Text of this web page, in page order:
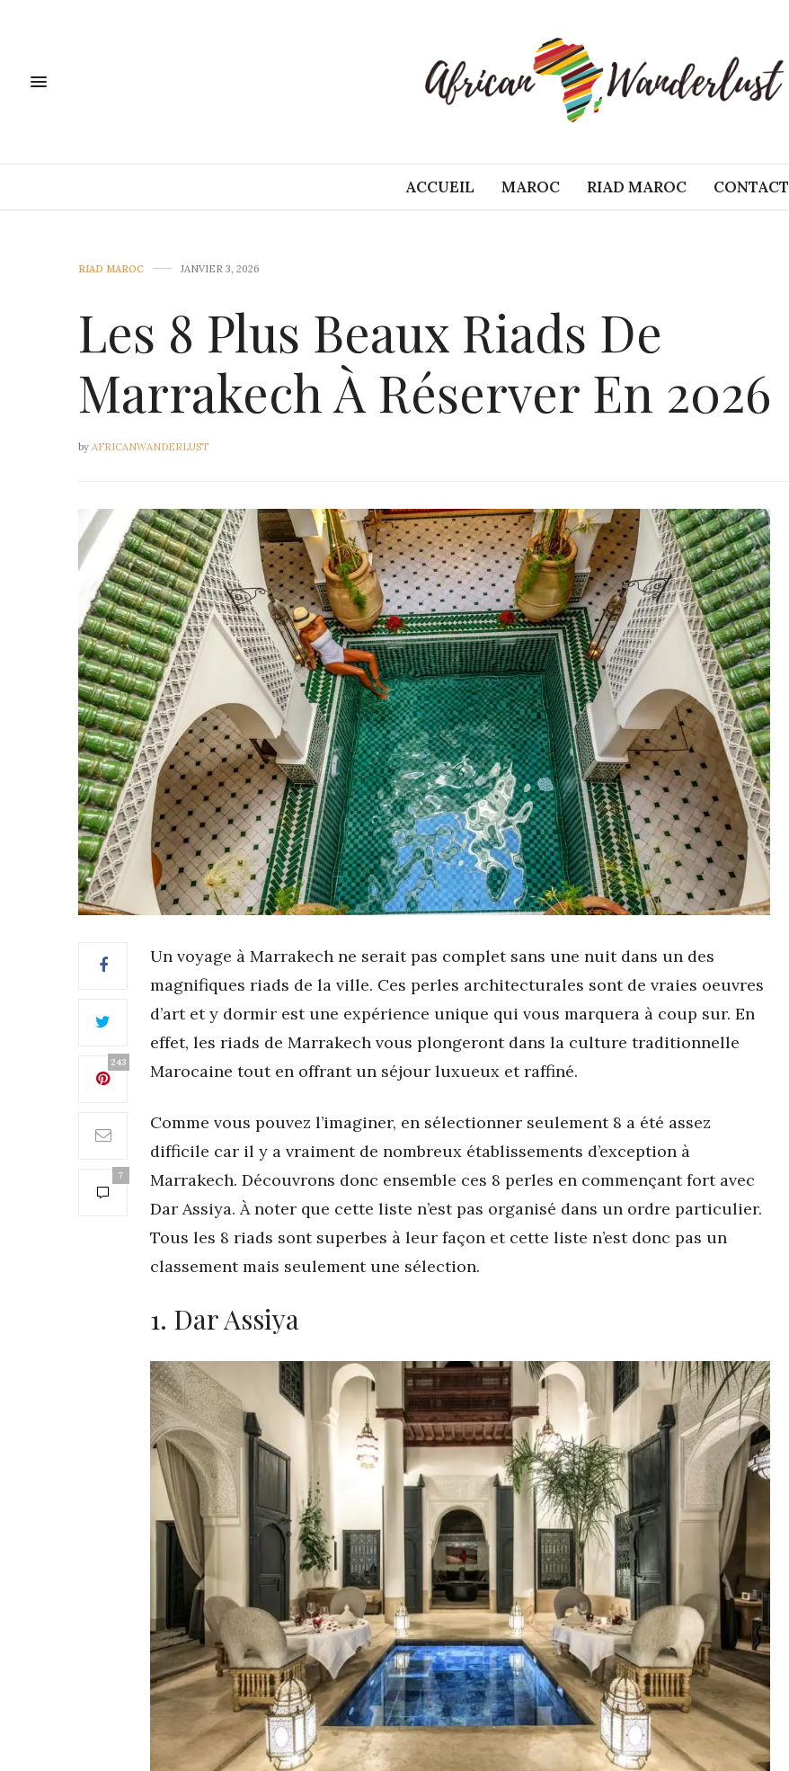
ACCUEIL MAROC RIAD MAROC CONTACT
RIAD MAROC JANVIER 3, 2026
Les 8 Plus Beaux Riads De
Marrakech À Réserver En 2026
by AFRICANWANDERLUST
243
7
Un voyage à Marrakech ne serait pas complet sans une nuit dans un des
magnifiques riads de la ville. Ces perles architecturales sont de vraies oeuvres
d’art et y dormir est une expérience unique qui vous marquera à coup sur. En
effet, les riads de Marrakech vous plongeront dans la culture traditionnelle
Marocaine tout en offrant un séjour luxueux et raffiné.
Comme vous pouvez l’imaginer, en sélectionner seulement 8 a été assez
difficile car il y a vraiment de nombreux établissements d’exception à
Marrakech. Découvrons donc ensemble ces 8 perles en commençant fort avec
Dar Assiya. À noter que cette liste n’est pas organisé dans un ordre particulier.
Tous les 8 riads sont superbes à leur façon et cette liste n’est donc pas un
classement mais seulement une sélection.
1. Dar Assiya